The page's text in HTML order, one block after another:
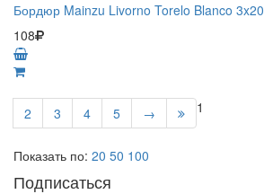
Бордюр Mainzu Livorno Torelo Blanco 3x20
108
1
2 3 4 5 →
Показать по: 20 50 100
Подписаться